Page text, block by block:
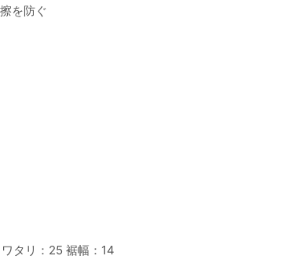
を防ぐ
タリ：25 裾幅：14